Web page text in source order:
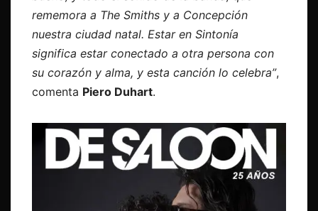
rememora a The Smiths y a Concepción
nuestra ciudad natal. Estar en Sintonía
significa estar conectado a otra persona con
su corazón y alma, y esta canción lo celebra”,
comenta Piero Duhart.